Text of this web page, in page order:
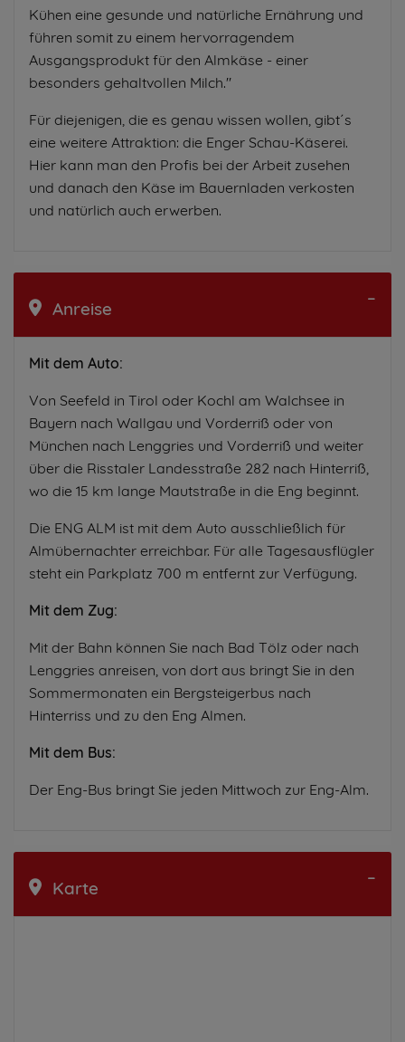
Kühen eine gesunde und natürliche Ernährung und
führen somit zu einem hervorragendem
Ausgangsprodukt für den Almkäse - einer
besonders gehaltvollen Milch."
Für diejenigen, die es genau wissen wollen, gibt´s
eine weitere Attraktion: die Enger Schau-Käserei.
Hier kann man den Profis bei der Arbeit zusehen
und danach den Käse im Bauernladen verkosten
und natürlich auch erwerben.
Anreise
Mit dem Auto:
Von Seefeld in Tirol oder Kochl am Walchsee in
Bayern nach Wallgau und Vorderriß oder von
München nach Lenggries und Vorderriß und weiter
über die Risstaler Landesstraße 282 nach Hinterriß,
wo die 15 km lange Mautstraße in die Eng beginnt.
Die ENG ALM ist mit dem Auto ausschließlich für
Almübernachter erreichbar. Für alle Tagesausflügler
steht ein Parkplatz 700 m entfernt zur Verfügung.
Mit dem Zug:
Mit der Bahn können Sie nach Bad Tölz oder nach
Lenggries anreisen, von dort aus bringt Sie in den
Sommermonaten ein Bergsteigerbus nach
Hinterriss und zu den Eng Almen.
Mit dem Bus:
Der Eng-Bus bringt Sie jeden Mittwoch zur Eng-Alm.
Karte